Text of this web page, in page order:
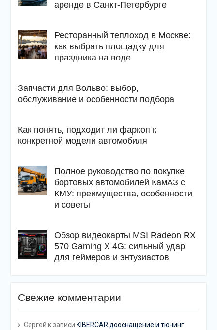
аренде в Санкт-Петербурге
Ресторанный теплоход в Москве:
как выбрать площадку для
праздника на воде
Запчасти для Вольво: выбор,
обслуживание и особенности подбора
Как понять, подходит ли фаркоп к
конкретной модели автомобиля
Полное руководство по покупке
бортовых автомобилей КамАЗ с
КМУ: преимущества, особенности
и советы
Обзор видеокарты MSI Radeon RX
570 Gaming X 4G: сильный удар
для геймеров и энтузиастов
Свежие комментарии
Сергей к записи KIBERCAR дооснащение и тюнинг